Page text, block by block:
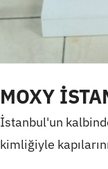
MOXY
İstanbul'un
kimliğiyle